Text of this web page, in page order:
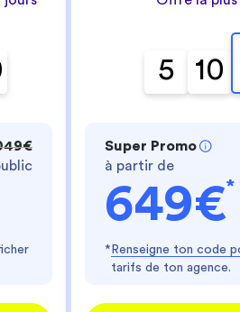
Je choisis
Axeptio consent
Plateforme de
Notre plateforme
5 10
Super Promo
à partir de
649€*
* Renseigne ton code
tarifs de ton agence.